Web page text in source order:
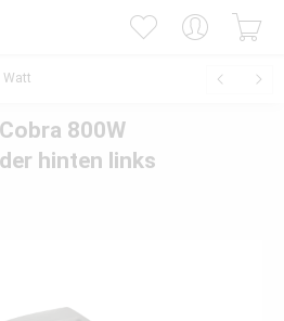
Watt
800W
hinten links